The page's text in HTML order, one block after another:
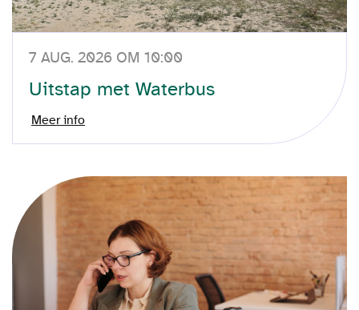
7 AUG. 2026 OM 10:00
Uitstap met Waterbus
Meer info